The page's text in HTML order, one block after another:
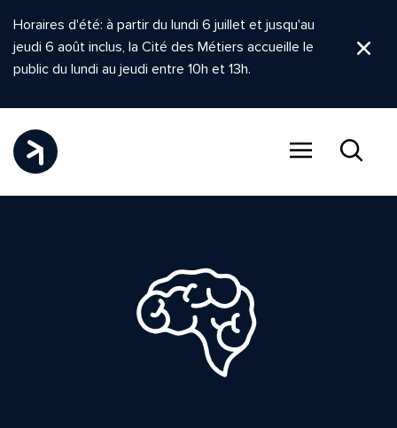
Horaires d'été: à partir du lundi 6 juillet et jusqu'au
jeudi 6 août inclus, la Cité des Métiers accueille le
public du lundi au jeudi entre 10h et 13h.